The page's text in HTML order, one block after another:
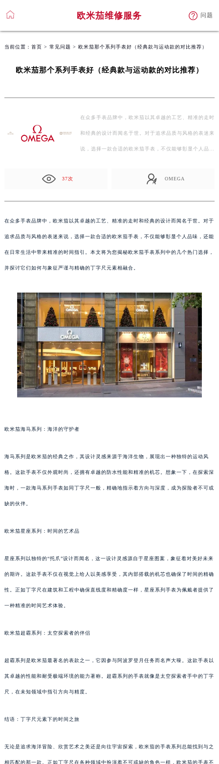
欧米茄维修服务 问题
当前位置： 首页 > 常见问题 > 欧米茄那个系列手表好（经典款与运动款的对比推荐）
欧米茄那个系列手表好（经典款与运动款的对比推荐）
在众多手表品牌中，欧米茄以其卓越的工艺、精准的走时
和经典的设计而闻名于世。对于追求品质与风格的表迷来
说，选择一款合适的欧米茄手表，不仅能够彰显个人品…
37次 OMEGA
在众多手表品牌中，欧米茄以其卓越的工艺、精准的走时和经典的设计而闻名于世。对于
追求品质与风格的表迷来说，选择一款合适的欧米茄手表，不仅能够彰显个人品味，还能
在日常生活中带来精准的时间指引。本文将为您揭秘欧米茄手表系列中的几个热门选择，
并探讨它们如何与象征严谨与精确的丁字尺元素相融合。
欧米茄海马系列：海洋的守护者
海马系列是欧米茄的经典之作，其设计灵感来源于海洋生物，展现出一种独特的运动风
格。这款手表不仅外观时尚，还拥有卓越的防水性能和精准的机芯。想象一下，在探索深
海时，一款海马系列手表如同丁字尺一般，精确地指示着方向与深度，成为探险者不可或
缺的伙伴。
欧米茄星座系列：时间的艺术品
星座系列以独特的“托爪”设计而闻名，这一设计灵感源自于星座图案，象征着对美好未来
的期许。这款手表不仅在视觉上给人以美感享受，其内部搭载的机芯也确保了时间的精确
性。正如丁字尺在建筑和工程中确保直线度和精确度一样，星座系列手表为佩戴者提供了
一种精准的时间艺术体验。
欧米茄超霸系列：太空探索者的伴侣
超霸系列是欧米茄最著名的表款之一，它因参与阿波罗登月任务而名声大噪。这款手表以
其卓越的性能和耐受极端环境的能力著称。超霸系列的手表就像是太空探索者手中的丁字
尺，在未知领域中指引方向与精度。
结语：丁字尺元素下的时间之旅
无论是追求海洋冒险、欣赏艺术之美还是向往宇宙探索，欧米茄的手表系列总能找到与之
相匹配的那一款。正如丁字尺在各种领域中扮演着不可或缺的角色一样，欧米茄的手表不